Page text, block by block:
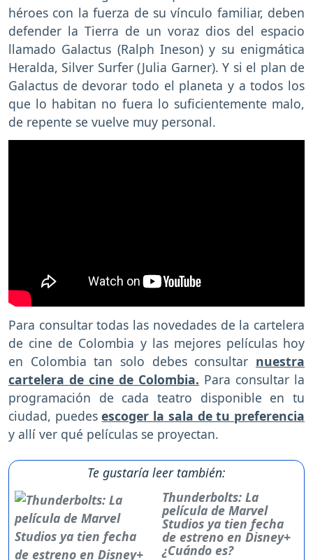
héroes con la fuerza de su vínculo familiar, deben
defender la Tierra de un voraz dios del espacio
llamado Galactus (Ralph Ineson) y su enigmática
Heralda, Silver Surfer (Julia Garner). Y si el plan de
Galactus de devorar todo el planeta y a todos los
que lo habitan no fuera lo suficientemente malo,
de repente se vuelve muy personal.
Para consultar todas las novedades de la cartelera
de cine de Colombia y las mejores películas hoy
en Colombia tan solo debes consultar nuestra
cartelera de cine de Colombia. Para consultar la
programación de cada teatro disponible en tu
ciudad, puedesescoger la sala de tu preferencia
y allí ver qué películas se proyectan.
Te gustaría leer también:
Thunderbolts: La
película de Marvel
Studios ya tien fecha
de estreno en Disney+
¿Cuándo es?